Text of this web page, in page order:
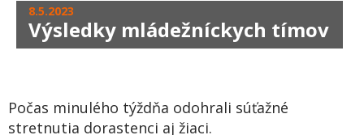
8.5.2023
Výsledky mládežníckych tímov
Počas minulého týždňa odohrali súťažné
stretnutia dorastenci aj žiaci.